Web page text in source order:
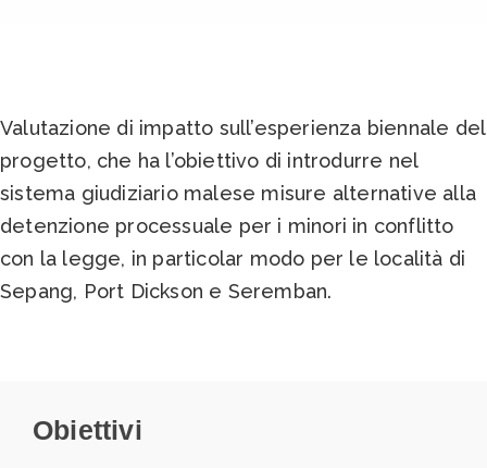
Valutazione di impatto sull’esperienza biennale del
progetto, che ha l’obiettivo di introdurre nel
sistema giudiziario malese misure alternative alla
detenzione processuale per i minori in conflitto
con la legge, in particolar modo per le località di
Sepang, Port Dickson e Seremban.
Obiettivi